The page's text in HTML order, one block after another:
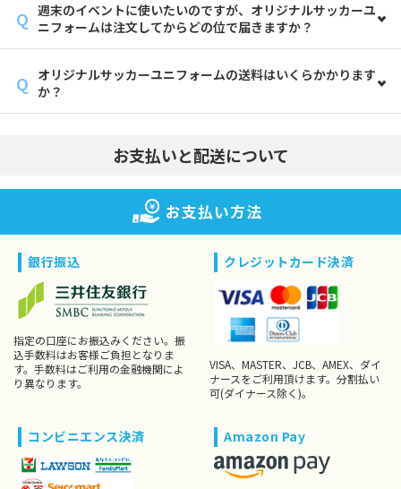
週末のイベントに使いたいのですが、オリジナルサッカーユ
ニフォームは注文してからどの位で届きますか？
オリジナルサッカーユニフォームの送料はいくらかかります
か？
お支払いと配送について
お支払い方法
銀行振込
指定の口座にお振込みください。振
込手数料はお客様ご負担となりま
す。手数料はご利用の金融機関によ
り異なります。
クレジットカード決済
VISA、MASTER、JCB、AMEX、ダイ
ナースをご利用頂けます。分割払い
可(ダイナース除く)。
コンビニエンス決済 Amazon Pay